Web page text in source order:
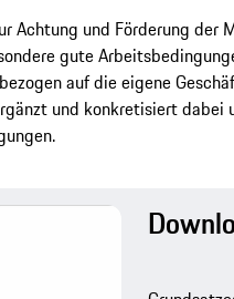
Achtung und Förderung der
gute
auf die eigene
und konkretisiert dabei